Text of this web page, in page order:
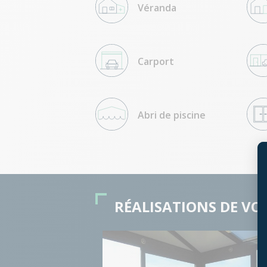
Véranda
Carport
Abri de piscine
RÉALISATIONS DE